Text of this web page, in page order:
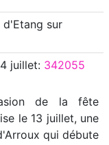
d'Etang sur
juillet: 342055
de la fête
le 13 juillet, une
qui débute